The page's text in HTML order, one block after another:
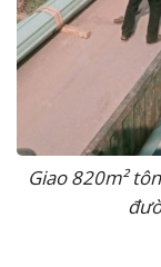
Giao 820m²